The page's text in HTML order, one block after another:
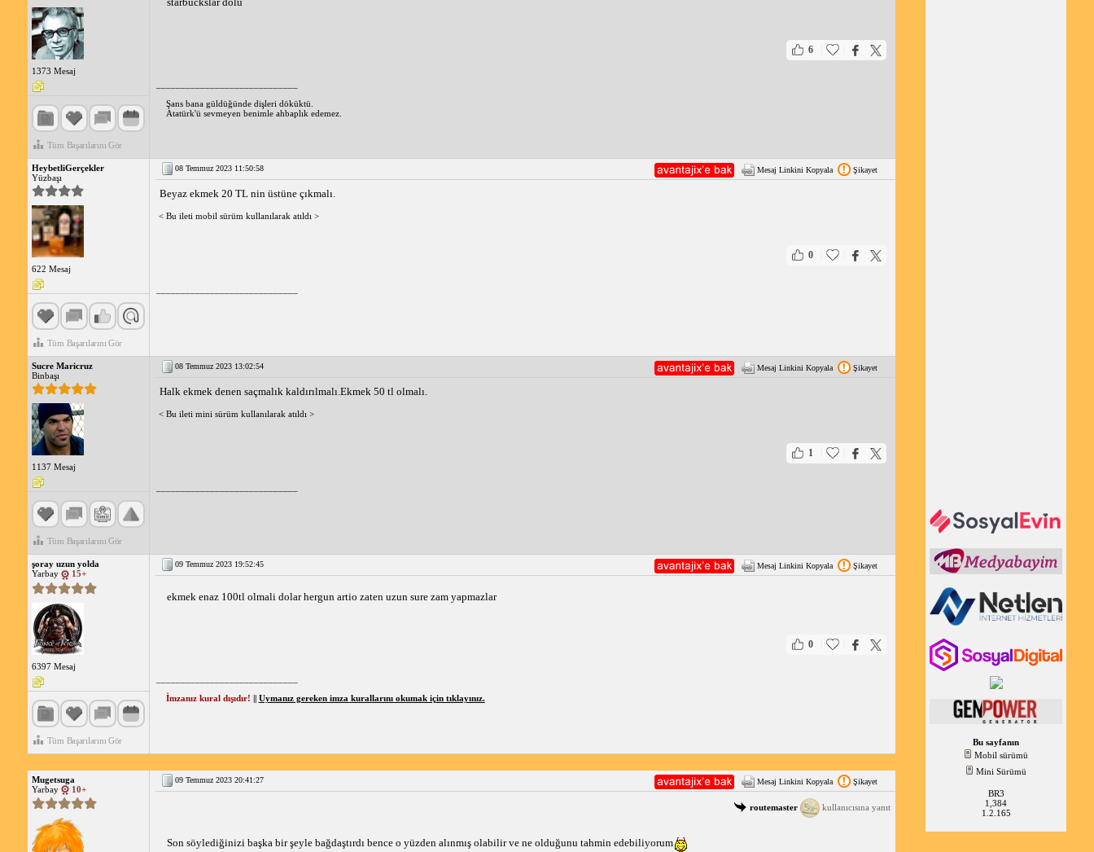
1373 Mesaj
Tüm Başarılarını Gör
6
Şans bana güldüğünde dişleri döküktü.
Atatürk'ü sevmeyen benimle ahbaplık edemez.
HeybetliGerçekler
Yüzbaşı
622 Mesaj
Tüm Başarılarını Gör
08 Temmuz 2023 11:50:58 Mesaj Linkini Kopyala Şikayet
Beyaz ekmek 20 TL nin üstüne çıkmalı.
< Bu ileti mobil sürüm kullanılarak atıldı >
0
Sucre Maricruz
Binbaşı
1137 Mesaj
Tüm Başarılarını Gör
08 Temmuz 2023 13:02:54 Mesaj Linkini Kopyala Şikayet
Halk ekmek denen saçmalık kaldırılmalı.Ekmek 50 tl olmalı.
< Bu ileti mini sürüm kullanılarak atıldı >
1
şoray uzun yolda
Yarbay
15+
6397 Mesaj
Tüm Başarılarını Gör
09 Temmuz 2023 19:52:45 Mesaj Linkini Kopyala Şikayet
ekmek enaz 100tl olmali dolar hergun artio zaten uzun sure zam yapmazlar
0
İmzanız kural dışıdır!
Uymanız gereken imza kurallarını okumak için tıklayınız.
Mugetsuga
Yarbay
10+
09 Temmuz 2023 20:41:27 Mesaj Linkini Kopyala Şikayet
routemaster kullanıcısına yanıt
Son söylediğinizi başka bir şeyle bağdaştırdı bence o yüzden alınmış olabilir ve ne olduğunu tahmin edebiliyorum
Bu sayfanın
Mobil sürümü
Mini Sürümü
BR3
1,384
1.2.165